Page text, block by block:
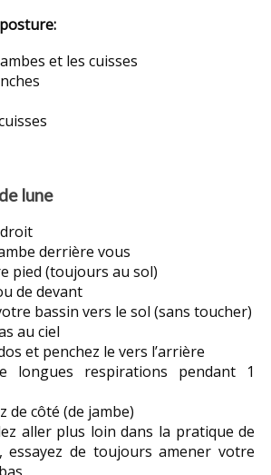
et les cuisses
lune
derrière vous
pied (toujours au sol)
de devant
bassin vers le sol (sans toucher)
au ciel
et penchez le vers l’arrière
longues respirations pendant 1
de côté (de jambe)
aller plus loin dans la pratique de
essayez de toujours amener votre